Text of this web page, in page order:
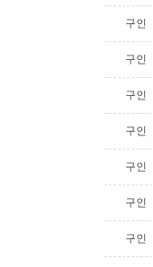
구인
구인
구인
구인
구인
구인
구인